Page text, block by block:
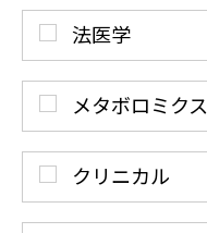
法医学
メタボロミクス
クリニカル